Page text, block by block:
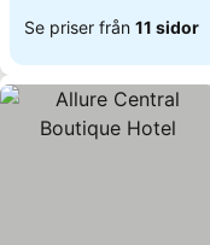
Se priser från 11 sidor